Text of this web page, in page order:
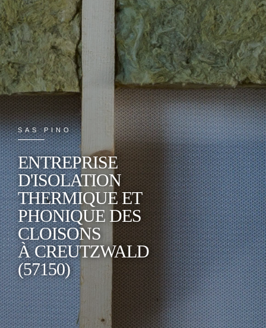
SAS PINO
ENTREPRISE
D'ISOLATION
THERMIQUE ET
PHONIQUE DES
CLOISONS
À CREUTZWALD
(57150)